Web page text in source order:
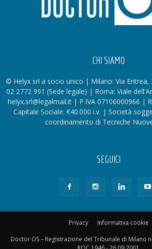
CHI SIAMO
© Helyx srl a socio unico | Milano: Via Eritrea,
02 2772 991 (Sede legale) | Roma: Viale
helyx.srl@legalmail.it | P.IVA 07106000966 |
Capitale Sociale: €40.000 i.v. | Società
coordinamento di Tecniche
SEGUICI
Privacy
Informativa cookie
Doctor OS – Registrazione del Tribunale di Milano